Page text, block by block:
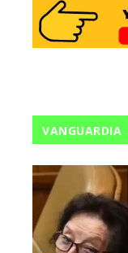
VANGUARDIA